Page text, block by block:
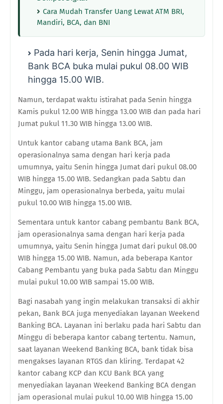
Cara Mudah Transfer Uang Lewat ATM BRI,
Mandiri, BCA, dan BNI
Pada hari kerja, Senin hingga Jumat,
Bank BCA buka mulai pukul 08.00 WIB
hingga 15.00 WIB.
Namun, terdapat waktu istirahat pada Senin hingga
Kamis pukul 12.00 WIB hingga 13.00 WIB dan pada hari
Jumat pukul 11.30 WIB hingga 13.00 WIB.
Untuk kantor cabang utama Bank BCA, jam
operasionalnya sama dengan hari kerja pada
umumnya, yaitu Senin hingga Jumat dari pukul 08.00
WIB hingga 15.00 WIB. Sedangkan pada Sabtu dan
Minggu, jam operasionalnya berbeda, yaitu mulai
pukul 10.00 WIB hingga 15.00 WIB.
Sementara untuk kantor cabang pembantu Bank BCA,
jam operasionalnya sama dengan hari kerja pada
umumnya, yaitu Senin hingga Jumat dari pukul 08.00
WIB hingga 15.00 WIB. Namun, ada beberapa Kantor
Cabang Pembantu yang buka pada Sabtu dan Minggu
mulai pukul 10.00 WIB sampai 15.00 WIB.
Bagi nasabah yang ingin melakukan transaksi di akhir
pekan, Bank BCA juga menyediakan layanan Weekend
Banking BCA. Layanan ini berlaku pada hari Sabtu dan
Minggu di beberapa kantor cabang tertentu. Namun,
saat layanan Weekend Banking BCA, bank tidak bisa
mengakses layanan RTGS dan kliring. Terdapat 42
kantor cabang KCP dan KCU Bank BCA yang
menyediakan layanan Weekend Banking BCA dengan
jam operasional mulai pukul 10.00 WIB hingga 15.00